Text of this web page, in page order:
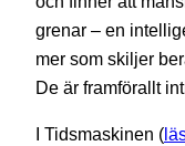
grenar – en
mer som skiljer
De är framförallt
I Tidsmaskinen (